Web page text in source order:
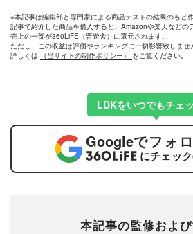
※本記事は編集部と専門家による商品テストの結果のもと作
記事で紹介した商品を購入すると、Amazonや楽天などの
売上の一部が360LiFE（晋遊舎）に還元されます。
ただし、この収益は評価やランキングに一切影響致しませ
詳しくは
（当サイトの制作ポリシー） をご覧ください。
LDKをいつでもチェ
Googleでフォ
にチェック
本記事の監修およ